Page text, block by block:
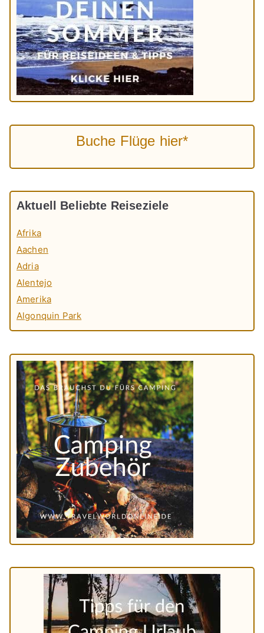
Buche Flüge hier*
Aktuell Beliebte Reiseziele
Afrika
Aachen
Adria
Alentejo
Amerika
Algonquin Park